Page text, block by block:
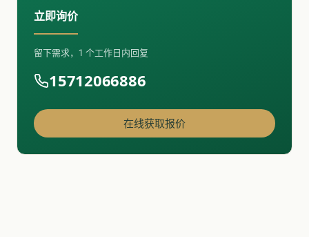
立即询价
留下需求，1 个工作日内回复
15712066886
在线获取报价